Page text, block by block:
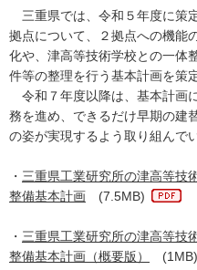
三重県では、令和５年度に策
拠点について、２拠点への機能
化や、津高等技術学校との一体
件等の整理を行う基本計画を策
令和７年度以降は、基本計画
務を進め、できるだけ早期の建
の姿が実現するよう取り組んで
・ 三重県工業研究所の津高等技
整備基本計画
(7.5MB)
・ 三重県工業研究所の津高等技
整備基本計画（概要版）
(1MB)